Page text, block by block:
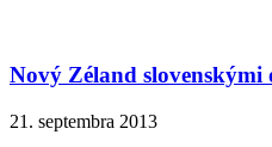
Nový Zéland slovenskými
21. septembra 2013